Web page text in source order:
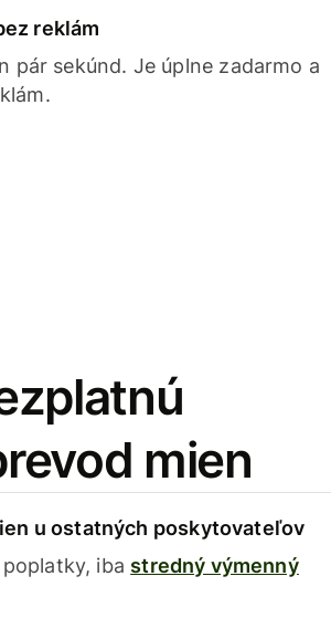
reklám
pár sekúnd. Je úplne zadarmo a
mien
u ostatných poskytovateľov
iba stredný výmenný